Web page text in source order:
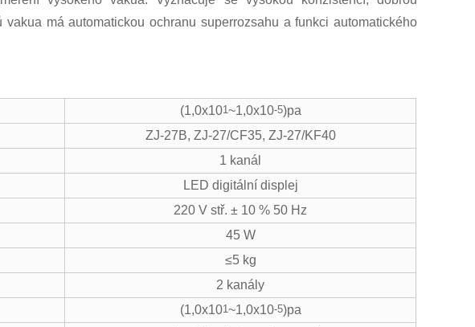
má automatickou ochranu superrozsahu a funkci automatického
(1,0x101~1,0x10-5)pa
ZJ-27B, ZJ-27/CF35, ZJ-27/KF40
1 kanál
LED digitální displej
220 V stř. ± 10 % 50 Hz
45 W
≤5 kg
2 kanály
(1,0x101~1,0x10-5)pa